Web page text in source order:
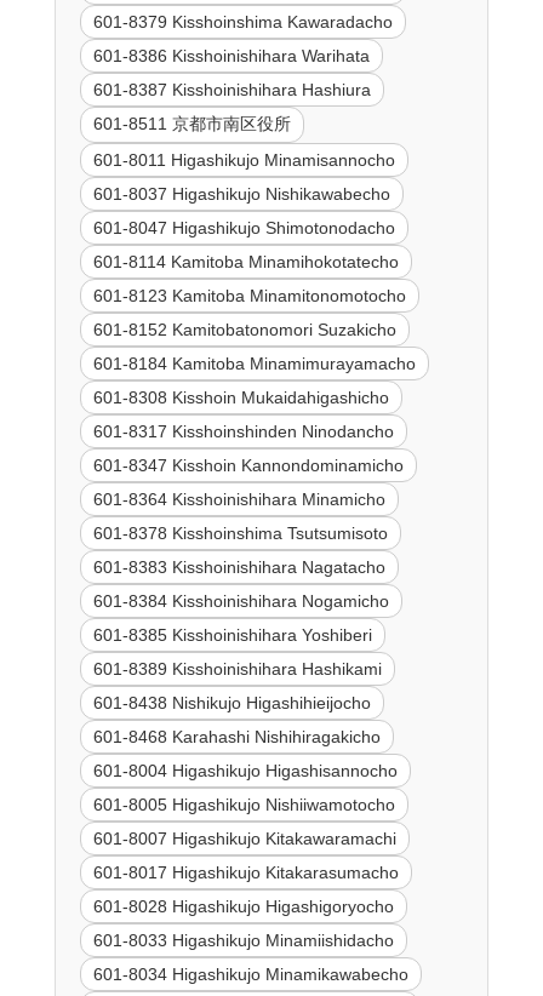
601-8379 Kisshoinshima Kawaradacho
601-8386 Kisshoinishihara Warihata
601-8387 Kisshoinishihara Hashiura
601-8511 京都市南区役所
601-8011 Higashikujo Minamisannocho
601-8037 Higashikujo Nishikawabecho
601-8047 Higashikujo Shimotonodacho
601-8114 Kamitoba Minamihokotatecho
601-8123 Kamitoba Minamitonomotocho
601-8152 Kamitobatonomori Suzakicho
601-8184 Kamitoba Minamimurayamacho
601-8308 Kisshoin Mukaidahigashicho
601-8317 Kisshoinshinden Ninodancho
601-8347 Kisshoin Kannondominamicho
601-8364 Kisshoinishihara Minamicho
601-8378 Kisshoinshima Tsutsumisoto
601-8383 Kisshoinishihara Nagatacho
601-8384 Kisshoinishihara Nogamicho
601-8385 Kisshoinishihara Yoshiberi
601-8389 Kisshoinishihara Hashikami
601-8438 Nishikujo Higashihieijocho
601-8468 Karahashi Nishihiragakicho
601-8004 Higashikujo Higashisannocho
601-8005 Higashikujo Nishiiwamotocho
601-8007 Higashikujo Kitakawaramachi
601-8017 Higashikujo Kitakarasumacho
601-8028 Higashikujo Higashigoryocho
601-8033 Higashikujo Minamiishidacho
601-8034 Higashikujo Minamikawabecho